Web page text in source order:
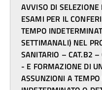
AVVISO DI
ESAMI PER IL
TEMPO
SETTIMANALI) NEL
SANITARIO – CAT.B2 –
- E FORMAZIONE DI
ASSUNZIONI A